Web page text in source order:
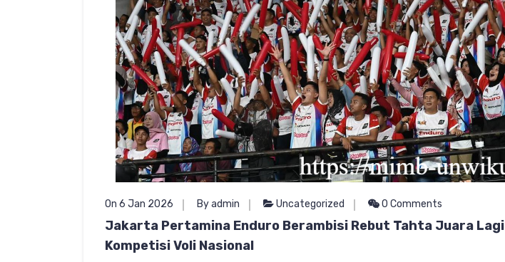
On 6 Jan 2026 By admin Uncategorized 0 Comments
Jakarta Pertamina Enduro Berambisi Rebut Tahta Juara
Kompetisi Voli Nasional